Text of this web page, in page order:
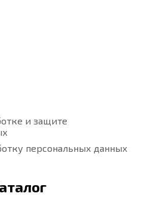
и защите
персональных данных